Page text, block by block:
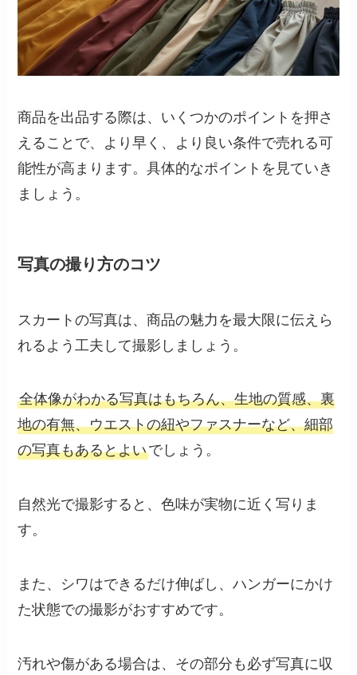
商品を出品する際は、いくつかのポイントを押さ
えることで、より早く、より良い条件で売れる可
能性が高まります。具体的なポイントを見ていき
ましょう。
写真の撮り方のコツ
スカートの写真は、商品の魅力を最大限に伝えら
れるよう工夫して撮影しましょう。
全体像がわかる写真はもちろん、生地の質感、裏
地の有無、ウエストの紐やファスナーなど、細部
の写真もあるとよいでしょう。
自然光で撮影すると、色味が実物に近く写りま
す。
また、シワはできるだけ伸ばし、ハンガーにかけ
た状態での撮影がおすすめです。
汚れや傷がある場合は、その部分も必ず写真に収